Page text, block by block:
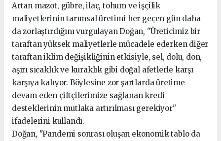
Artan mazot, gübre, ilaç, tohum ve işçilik
maliyetlerinin tarımsal üretimi her geçen gün daha
da zorlaştırdığını vurgulayan Doğan, "Üreticimiz bir
taraftan yüksek maliyetlerle mücadele ederken diğer
taraftan iklim değişikliğinin etkisiyle, sel, dolu, don,
aşırı sıcaklık ve kuraklık gibi doğal afetlerle karşı
karşıya kalıyor. Böylesine zor şartlarda üretime
devam eden çiftçilerimize sağlanan kredi
desteklerinin mutlaka artırılması gerekiyor"
ifadelerini kullandı.
Doğan, "Pandemi sonrası oluşan ekonomik tablo da